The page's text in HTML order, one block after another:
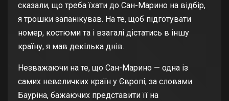
сказали, що треба їхати до Сан-Марино на відбір,
я трошки запанікував. На те, щоб підготувати
номер, костюми та і взагалі дістатись в іншу
країну, я мав декілька днів.
Незважаючи на те, що Сан-Марино — одна із
самих невеличких країн у Європі, за словами
Бауріна, бажаючих представити її на